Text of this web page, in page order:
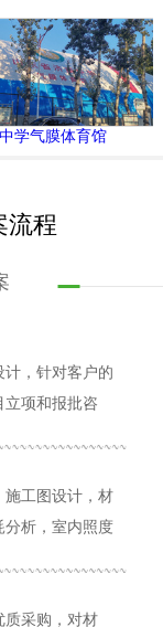
学气膜体育馆
流程
计，针对客户的
立项和报批咨
施工图设计，材
分析，室内照度
质采购，对材